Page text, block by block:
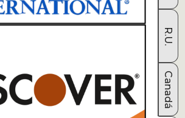
R.U.
Canadá